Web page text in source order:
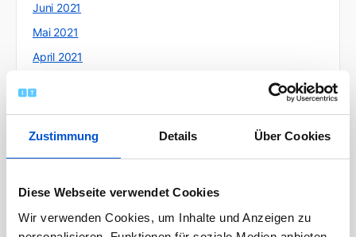
Zustimmung Details Über Cookies
Diese Webseite verwendet Cookies
Wir verwenden Cookies, um Inhalte und Anzeigen zu
Juni 2021
Mai 2021
April 2021
Januar 2021
Dezember 2020